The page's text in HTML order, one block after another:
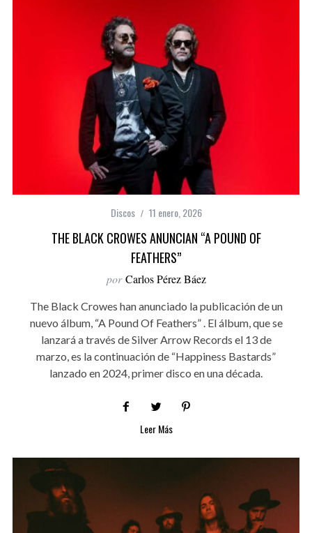
Discos 11 enero, 2026
THE BLACK CROWES ANUNCIAN “A POUND OF
FEATHERS”
por Carlos Pérez Báez
The Black Crowes han anunciado la publicación de un
nuevo álbum, “A Pound Of Feathers” . El álbum, que se
lanzará a través de Silver Arrow Records el 13 de
marzo, es la continuación de “Happiness Bastards”
lanzado en 2024, primer disco en una década.
Leer Más